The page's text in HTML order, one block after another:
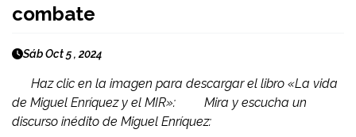
combate
Sáb Oct 5 , 2024
Haz clic en la imagen para descargar el libro «La vida
de Miguel Enríquez y el MIR»: Mira y escucha un
discurso inédito de Miguel Enríquez: